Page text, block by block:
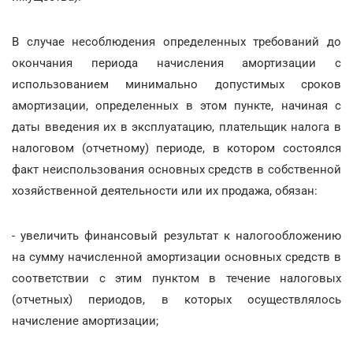
В случае несоблюдения определенных требований до
окончания периода начисления амортизации с
использованием минимально допустимых сроков
амортизации, определенных в этом пункте, начиная с
даты введения их в эксплуатацию, плательщик налога в
налоговом (отчетному) периоде, в котором состоялся
факт неиспользования основных средств в собственной
хозяйственной деятельности или их продажа, обязан:
- увеличить финансовый результат к налогообложению
на сумму начисленной амортизации основных средств в
соответствии с этим пунктом в течение налоговых
(отчетных) периодов, в которых осуществлялось
начисление амортизации;